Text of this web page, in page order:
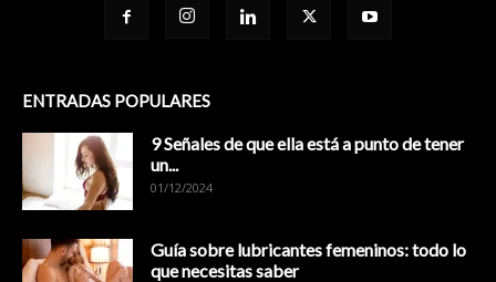
ENTRADAS POPULARES
9 Señales de que ella está a punto de tener
un...
01/12/2024
Guía sobre lubricantes femeninos: todo lo
que necesitas saber